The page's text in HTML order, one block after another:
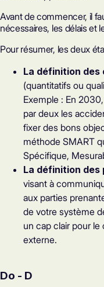
Avant de commencer, il
nécessaires, les délais et
Pour résumer, les deux
La définition des
(quantitatifs ou
Exemple : En
par deux les
fixer des bons
méthode SMART
Spécifique,
La définition des
visant à
aux parties
de votre système
un cap clair pour
externe.
Do - D